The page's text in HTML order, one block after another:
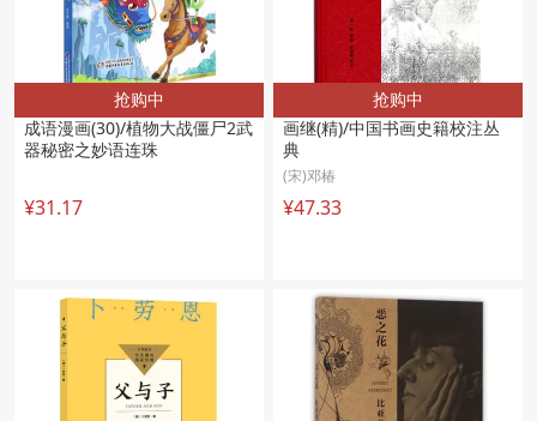
抢购中
成语漫画(30)/植物大战僵尸2武
器秘密之妙语连珠
¥31.17
抢购中
画继(精)/中国书画史籍校注丛
典
(宋)邓椿
¥47.33